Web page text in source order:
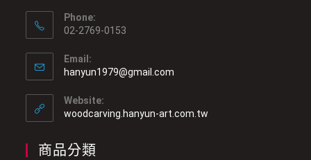
Phone:
02-2769-0153
Email:
hanyun1979@gmail.com
Website:
woodcarving.hanyun-art.com.tw
商品分類